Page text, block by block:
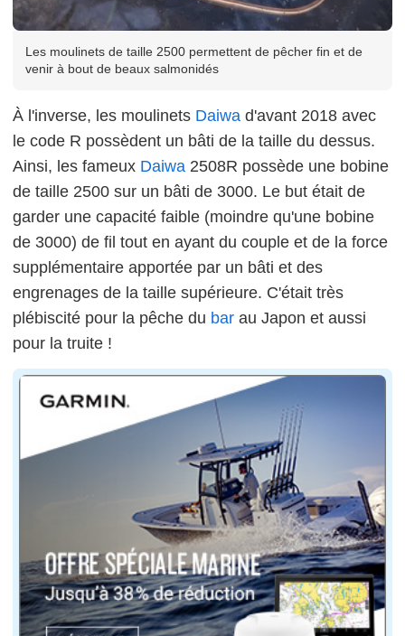
Les moulinets de taille 2500 permettent de pêcher fin et de
venir à bout de beaux salmonidés
À l'inverse, les moulinets Daiwa d'avant 2018 avec
le code R possèdent un bâti de la taille du dessus.
Ainsi, les fameux Daiwa 2508R possède une bobine
de taille 2500 sur un bâti de 3000. Le but était de
garder une capacité faible (moindre qu'une bobine
de 3000) de fil tout en ayant du couple et de la force
supplémentaire apportée par un bâti et des
engrenages de la taille supérieure. C'était très
plébiscité pour la pêche du bar au Japon et aussi
pour la truite !